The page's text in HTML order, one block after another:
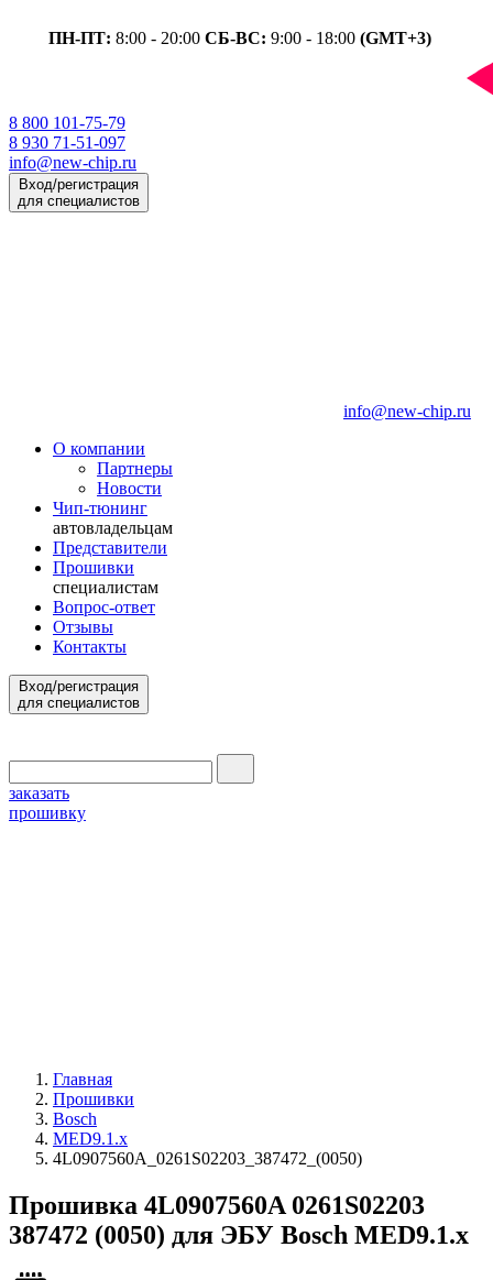
ПН-ПТ: 8:00 - 20:00 СБ-ВС: 9:00 - 18:00 (GMT+3)
8 800 101-75-79
8 930 71-51-097
info@new-chip.ru
Вход/регистрация
для специалистов
info@new-chip.ru
О компании
Партнеры
Новости
Чип-тюнинг
автовладельцам
Представители
Прошивки
специалистам
Вопрос-ответ
Отзывы
Контакты
Вход/регистрация
для специалистов
заказать
прошивку
Главная
Прошивки
Bosch
MED9.1.x
4L0907560A_0261S02203_387472_(0050)
Прошивка 4L0907560A 0261S02203
387472 (0050) для ЭБУ Bosch MED9.1.x